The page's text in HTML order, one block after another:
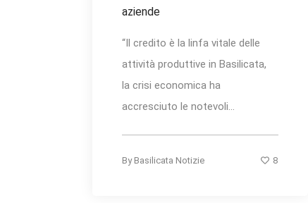
aziende
“Il credito è la linfa vitale delle
attività produttive in Basilicata,
la crisi economica ha
accresciuto le notevoli...
By Basilicata Notizie 8